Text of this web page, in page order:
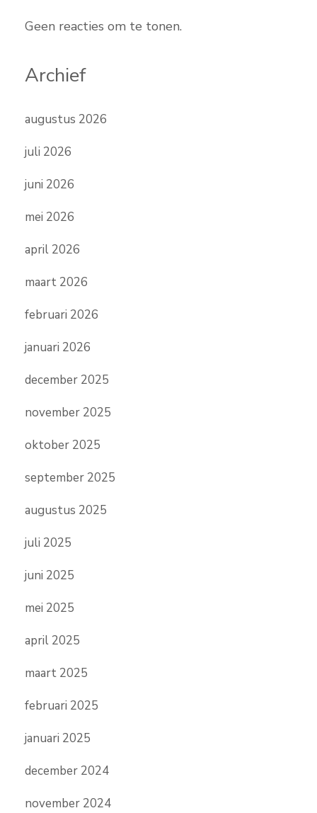
Geen reacties om te tonen.
Archief
augustus 2026
juli 2026
juni 2026
mei 2026
april 2026
maart 2026
februari 2026
januari 2026
december 2025
november 2025
oktober 2025
september 2025
augustus 2025
juli 2025
juni 2025
mei 2025
april 2025
maart 2025
februari 2025
januari 2025
december 2024
november 2024